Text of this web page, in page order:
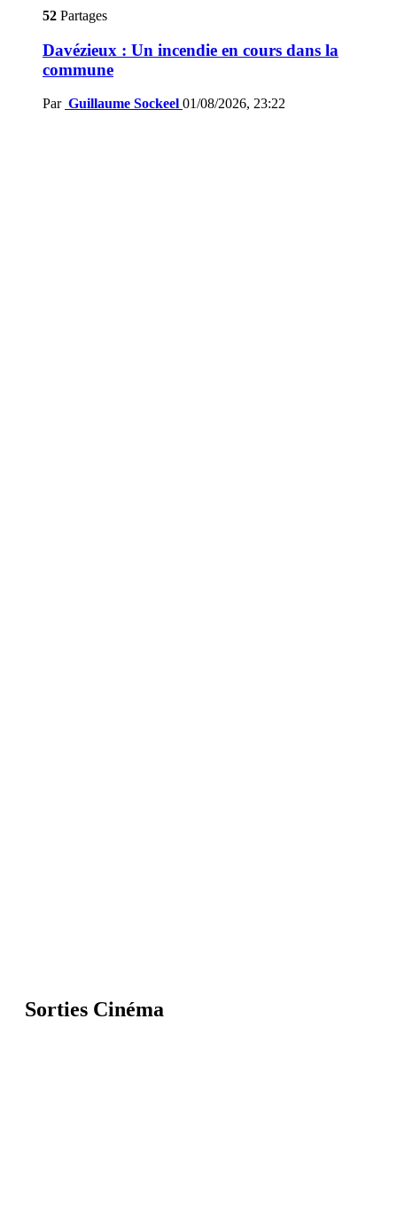
52 Partages
Davézieux : Un incendie en cours dans la
commune
Par Guillaume Sockeel 01/08/2026, 23:22
Sorties Cinéma